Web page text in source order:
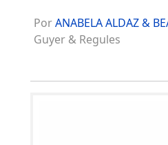
PorANABELA ALDAZ &
Guyer & Regules